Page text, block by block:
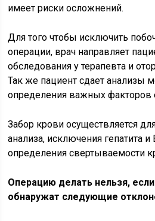
имеет риски осложнений.
Для того чтобы исключить
операции, врач направляет
обследования у терапевта и
Так же пациент сдает анализы
определения важных факторов
Забор крови осуществляется
анализа, исключения гепатита
определения свертываемости
Операцию делать нельзя,
обнаружат следующие